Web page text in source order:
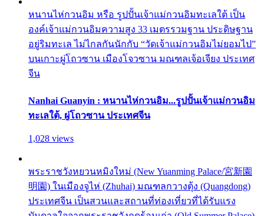
หนานไห่กวนอิม หรือ รูปปั้นเจ้าแม่กวนอิมทะเลใต้ เป็น
องค์เจ้าแม่กวนอิมความสูง 33 เมตรรวมฐาน ประดิษฐาน
อยู่ริมทะเล ไม่ไกลกันนักกับ “วัดเจ้าแม่กวนอิมไม่ยอมไป”
บนเกาะผู่โถวซาน เมืองโจวซาน มณฑลเจ้อเจียง ประเทศ
จีน
Nanhai Guanyin : หนานไห่กวนอิม...รูปปั้นเจ้าแม่กวนอิม
ทะเลใต้, ผู่โถวซาน ประเทศจีน
1,028 views
พระราชวังหยวนหมิงใหม่ (New Yuanming Palace/宮新園
明園) ในเมืองจูไห่ (Zhuhai) มณฑลกวางตุ้ง (Quangdong)
ประเทศจีน เป็นสวนและสถานที่ท่องเที่ยวที่ได้รับแรง